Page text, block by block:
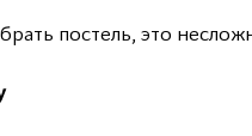
постель, это